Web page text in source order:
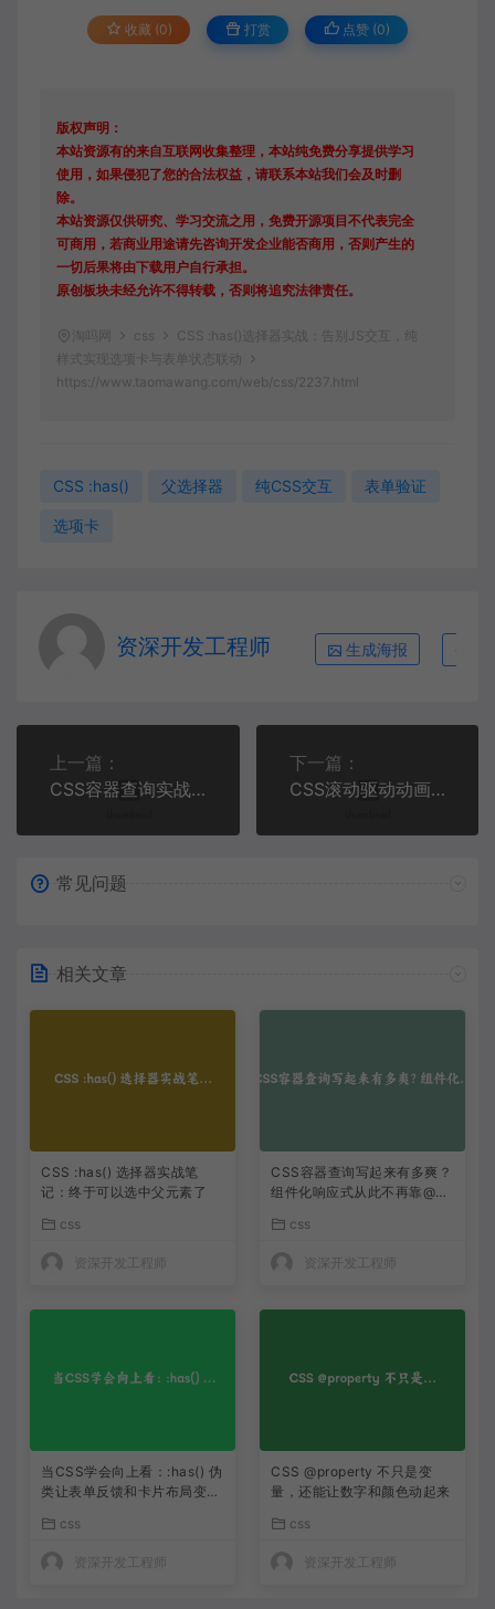
收藏 (0) 打赏 点赞 (0)
版权声明：
本站资源有的来自互联网收集整理，本站纯免费分享提供学习
使用，如果侵犯了您的合法权益，请联系本站我们会及时删
除。
本站资源仅供研究、学习交流之用，免费开源项目不代表完全
可商用，若商业用途请先咨询开发企业能否商用，否则产生的
一切后果将由下载用户自行承担。
原创板块未经允许不得转载，否则将追究法律责任。
淘吗网 css
CSS :has()选择器实战：告别JS交互，纯
样式实现选项卡与表单状态联动
https://www.taomawang.com/web/css/2237.html
CSS :has() 父选择器 纯CSS交互 表单验证
选项卡
资深开发工程师 生成海报
上一篇：
CSS容器查询实战：告别媒体查询，打造真正可复用的自适应组件
下一篇：
CSS滚动驱动动画实战：告别JS，用几句声明实现视差滚动和进度指示器
常见问题
相关文章
CSS :has() 选择器实战笔
记：终于可以选中父元素了
css
资深开发工程师
CSS容器查询写起来有多爽？
组件化响应式从此不再靠@m
css
资深开发工程师
当CSS学会向上看：:has() 伪
类让表单反馈和卡片布局变得
css
资深开发工程师
CSS @property 不只是变
量，还能让数字和颜色动起来
css
资深开发工程师